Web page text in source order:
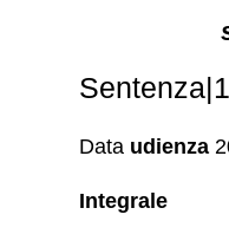
Data udienza
Integrale